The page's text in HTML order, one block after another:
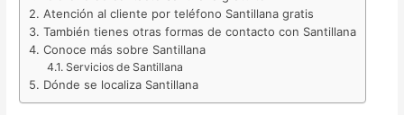
Atención al cliente por teléfono Santillana gratis
También tienes otras formas de contacto con Santillana
Conoce más sobre Santillana
Servicios de Santillana
Dónde se localiza Santillana